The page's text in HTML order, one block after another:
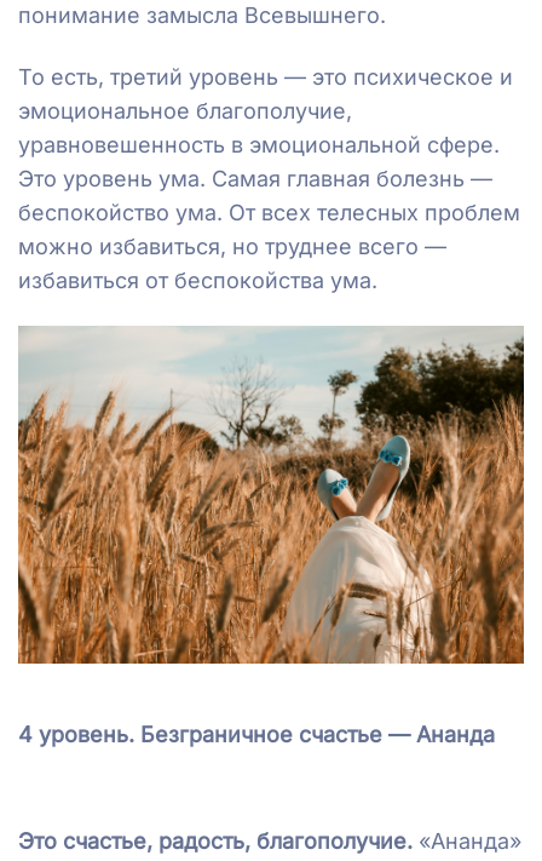
понимание замысла Всевышнего.
То есть, третий уровень — это психическое и
эмоциональное благополучие,
уравновешенность в эмоциональной сфере.
Это уровень ума. Самая главная болезнь —
беспокойство ума. От всех телесных проблем
можно избавиться, но труднее всего —
избавиться от беспокойства ума.
4 уровень. Безграничное счастье — Ананда
Это счастье, радость, благополучие. «Ананда»